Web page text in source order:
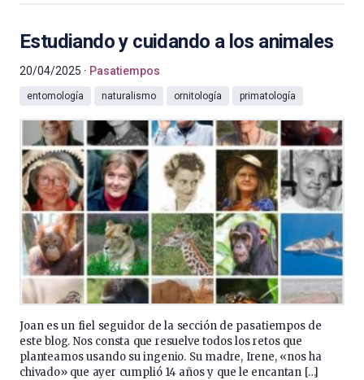
Estudiando y cuidando a los animales
20/04/2025 Pasatiempos
entomología naturalismo ornitología primatología
Joan es un fiel seguidor de la sección de pasatiempos de
este blog. Nos consta que resuelve todos los retos que
planteamos usando su ingenio. Su madre, Irene, «nos ha
chivado» que ayer cumplió 14 años y que le encantan […]